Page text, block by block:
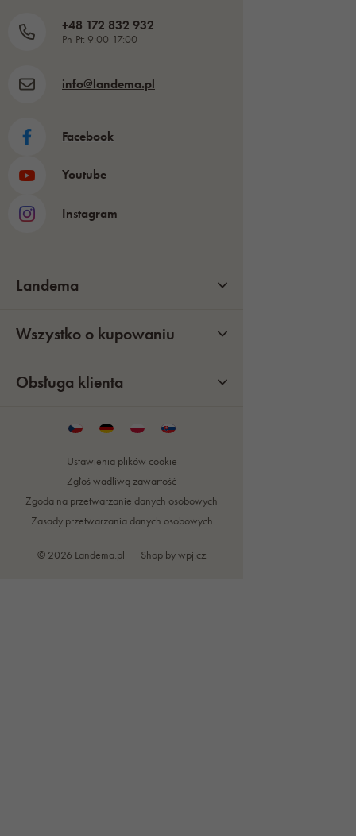
+48 172 832 932
Pn-Pt: 9:00-17:00
info@landema.pl
Facebook
Youtube
Instagram
Landema
Wszystko o kupowaniu
Obsługa klienta
© 2026 Landema.pl
Ustawienia plików cookie
Zgłoś wadliwą zawartość
Zgoda na przetwarzanie danych osobowych
Zasady przetwarzania danych osobowych
Shop bywpj.cz